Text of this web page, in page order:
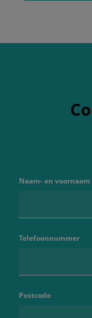
Naam- en voornaam
Telefoonnummer
Postcode